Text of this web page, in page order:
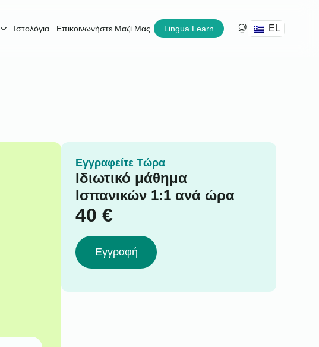
Ιστολόγια Επικοινωνήστε Μαζί Μας Lingua Learn EL
Εγγραφείτε Τώρα
Ιδιωτικό μάθημα
Ισπανικών 1:1 ανά ώρα
40 €
Εγγραφή